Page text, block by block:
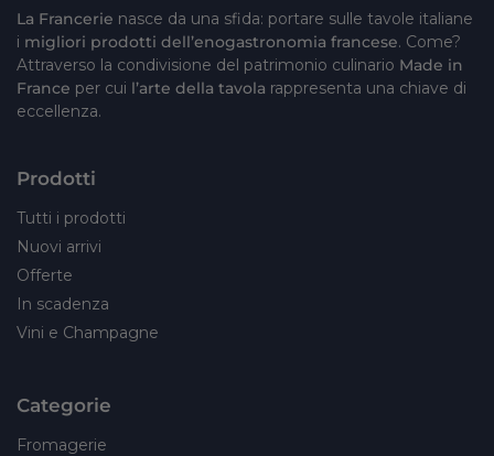
La Francerie nasce da una sfida: portare sulle tavole italiane
i migliori prodotti dell’enogastronomia francese. Come?
Attraverso la condivisione del patrimonio culinario Made in
France per cui l’arte della tavola rappresenta una chiave di
eccellenza.
Prodotti
Tutti i prodotti
Nuovi arrivi
Offerte
In scadenza
Vini e Champagne
Categorie
Fromagerie